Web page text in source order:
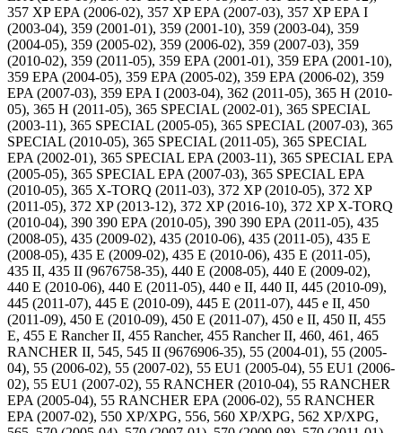
357 XP EPA (2006-02), 357 XP EPA (2007-03), 357 XP EPA I
(2003-04), 359 (2001-01), 359 (2001-10), 359 (2003-04), 359
(2004-05), 359 (2005-02), 359 (2006-02), 359 (2007-03), 359
(2010-02), 359 (2011-05), 359 EPA (2001-01), 359 EPA (2001-10),
359 EPA (2004-05), 359 EPA (2005-02), 359 EPA (2006-02), 359
EPA (2007-03), 359 EPA I (2003-04), 362 (2011-05), 365 H (2010-
05), 365 H (2011-05), 365 SPECIAL (2002-01), 365 SPECIAL
(2003-11), 365 SPECIAL (2005-05), 365 SPECIAL (2007-03), 365
SPECIAL (2010-05), 365 SPECIAL (2011-05), 365 SPECIAL
EPA (2002-01), 365 SPECIAL EPA (2003-11), 365 SPECIAL EPA
(2005-05), 365 SPECIAL EPA (2007-03), 365 SPECIAL EPA
(2010-05), 365 X-TORQ (2011-03), 372 XP (2010-05), 372 XP
(2011-05), 372 XP (2013-12), 372 XP (2016-10), 372 XP X-TORQ
(2010-04), 390 390 EPA (2010-05), 390 390 EPA (2011-05), 435
(2008-05), 435 (2009-02), 435 (2010-06), 435 (2011-05), 435 E
(2008-05), 435 E (2009-02), 435 E (2010-06), 435 E (2011-05),
435 II, 435 II (9676758-35), 440 E (2008-05), 440 E (2009-02),
440 E (2010-06), 440 E (2011-05), 440 e II, 440 II, 445 (2010-09),
445 (2011-07), 445 E (2010-09), 445 E (2011-07), 445 e II, 450
(2011-09), 450 E (2010-09), 450 E (2011-07), 450 e II, 450 II, 455
E, 455 E Rancher II, 455 Rancher, 455 Rancher II, 460, 461, 465
RANCHER II, 545, 545 II (9676906-35), 55 (2004-01), 55 (2005-
04), 55 (2006-02), 55 (2007-02), 55 EU1 (2005-04), 55 EU1 (2006-
02), 55 EU1 (2007-02), 55 RANCHER (2010-04), 55 RANCHER
EPA (2005-04), 55 RANCHER EPA (2006-02), 55 RANCHER
EPA (2007-02), 550 XP/XPG, 556, 560 XP/XPG, 562 XP/XPG,